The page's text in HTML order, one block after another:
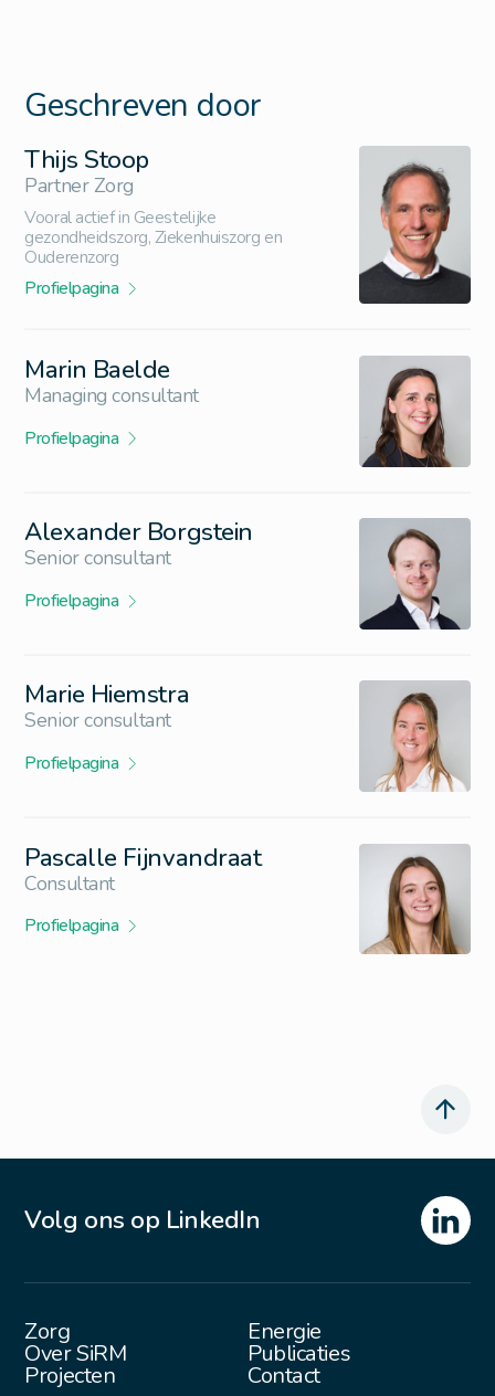
Geschreven door
Thijs Stoop
Partner Zorg
Vooral actief in Geestelijke
gezondheidszorg, Ziekenhuiszorg en
Ouderenzorg
Profielpagina
Marin Baelde
Managing consultant
Profielpagina
Alexander Borgstein
Senior consultant
Profielpagina
Marie Hiemstra
Senior consultant
Profielpagina
Pascalle Fijnvandraat
Consultant
Profielpagina
Zorg Energie
Over SiRM Publicaties
Projecten Contact
Volg ons op LinkedIn